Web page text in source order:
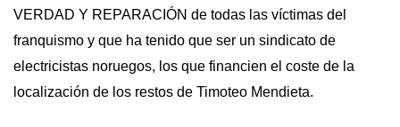
VERDAD Y REPARACIÓN de todas las víctimas del
franquismo y que ha tenido que ser un sindicato de
electricistas noruegos, los que financien el coste de la
localización de los restos de Timoteo Mendieta.